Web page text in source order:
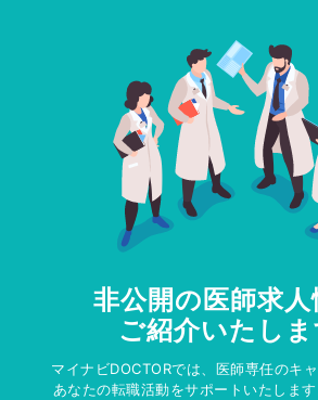
非公開の医師求人
ご紹介いたしま
マイナビDOCTORでは、医師専任のキ
あなたの転職活動をサポートいたしま